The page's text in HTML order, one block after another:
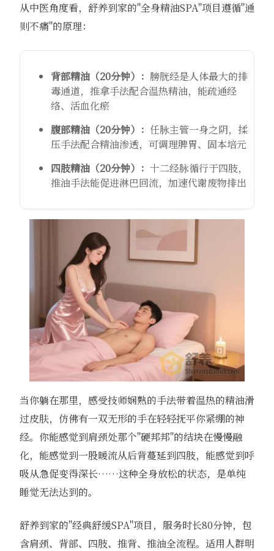
从中医角度看，舒养到家的"全身精油SPA"项目遵循"通
则不痛"的原理：
背部精油（20分钟）： 膀胱经是人体最大的排
毒通道，推拿手法配合温热精油，能疏通经
络、活血化瘀
腹部精油（20分钟）： 任脉主管一身之阴，揉
压手法配合精油渗透，可调理脾胃、固本培元
四肢精油（20分钟）： 十二经脉循行于四肢，
推油手法能促进淋巴回流，加速代谢废物排出
当你躺在那里，感受技师娴熟的手法带着温热的精油滑
过皮肤，仿佛有一双无形的手在轻轻抚平你紧绷的神
经。你能感觉到肩颈处那个"硬邦邦"的结块在慢慢融
化，能感觉到一股暖流从后背蔓延到四肢，能感觉到呼
吸从急促变得深长……这种全身放松的状态，是单纯
睡觉无法达到的。
舒养到家的"经典舒缓SPA"项目，服务时长80分钟，包
含肩颈、背部、四肢、推背、推油全流程。适用人群明